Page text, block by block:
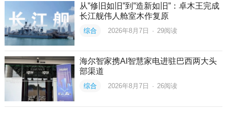
从”修旧如旧”到”造新如旧”：卓木王完成
长江舰伟人舱室木作复原
综合 2026年8月7日 · 29阅读
海尔智家携AI智慧家电进驻巴西两大头
部渠道
综合 2026年8月7日 · 26阅读